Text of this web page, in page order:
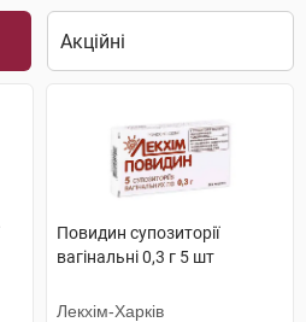
Повидин супозиторії
вагінальні 0,3 г 5 шт
Лекхім-Харків